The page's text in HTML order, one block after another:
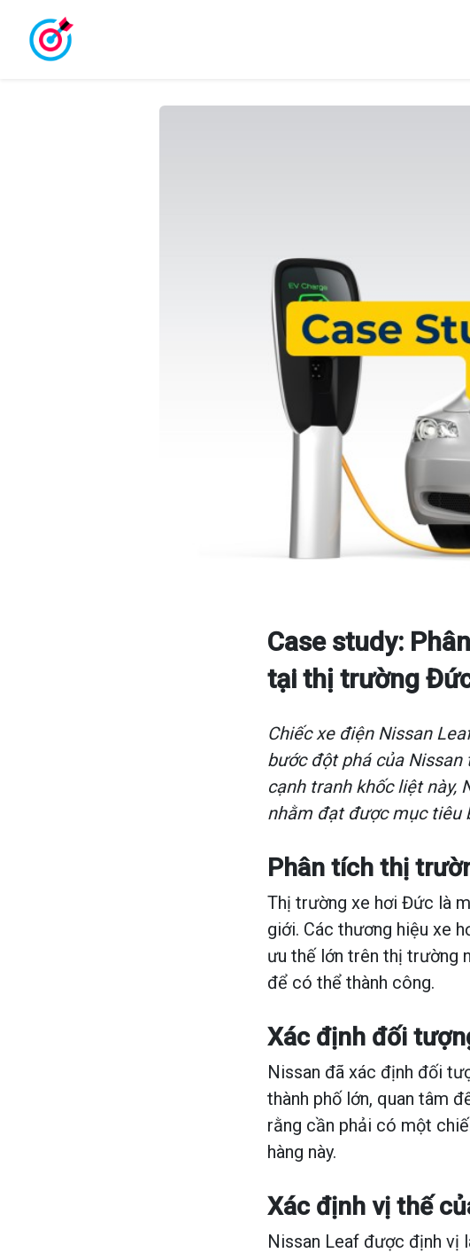
Case study:
tại thị trường
Chiếc xe điện Nissan
bước đột phá của
cạnh tranh khốc liệt này,
nhằm đạt được mục tiêu
Phân tích thị
Thị trường xe hơi Đức là
giới. Các thương hiệu xe
ưu thế lớn trên thị trường
để có thể thành công.
Xác định đối
Nissan đã xác định đối
thành phố lớn, quan tâm
rằng cần phải có một
hàng này.
Xác định vị thế
Nissan Leaf được định vị